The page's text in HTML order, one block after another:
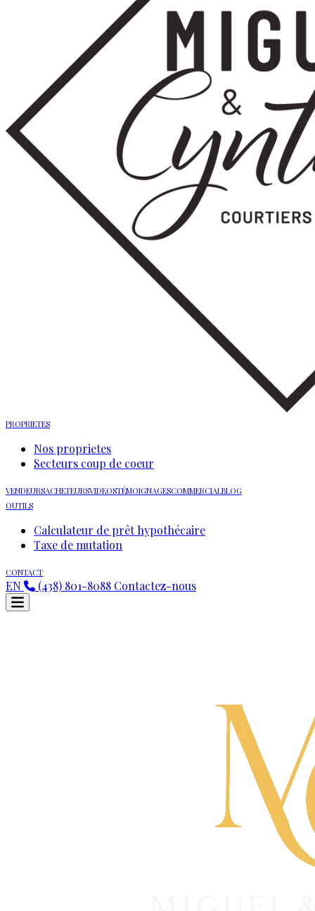
PROPRIETES
Nos proprietes
Secteurs coup de coeur
VENDEURSACHETEURSVIDEOSTÉMOIGNAGESCOMMERCIALBLOG
OUTILS
Calculateur de prêt hypothécaire
Taxe de mutation
CONTACT
EN (438) 801-8088 Contactez-nous